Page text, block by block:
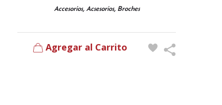
Accesorios, Acsesorios, Broches
Agregar al Carrito